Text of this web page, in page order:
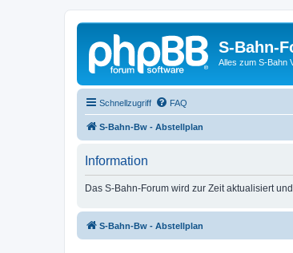
S-Bahn-
Alles zum S-Bahn
Schnellzugriff FAQ
S-Bahn-Bw - Abstellplan
Information
Das S-Bahn-Forum wird zur Zeit aktualisiert
S-Bahn-Bw - Abstellplan